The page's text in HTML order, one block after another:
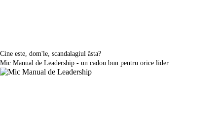
Cine este, dom'le, scandalagiul ăsta?
Mic Manual de Leadership - un cadou bun pentru orice lider